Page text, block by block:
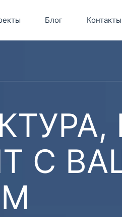
Блог Контакты
С